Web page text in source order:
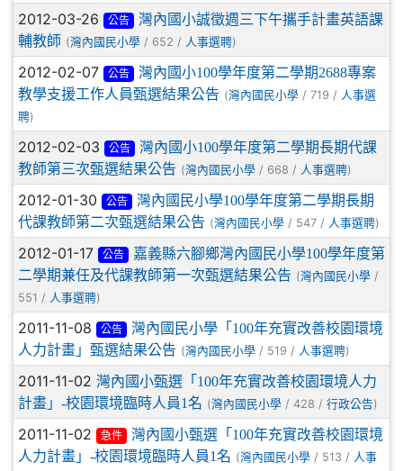
2012-03-26 公告
灣內國小誠徵週三下午攜手計畫英語課
輔教師 (灣內國民小學 / 652 / 人事選聘)
2012-02-07 公告
灣內國小100學年度第二學期2688專案
教學支援工作人員甄選結果公告 (灣內國民小學 / 719 / 人事選
聘)
2012-02-03 公告
灣內國小100學年度第二學期長期代課
教師第三次甄選結果公告 (灣內國民小學 / 668 / 人事選聘)
2012-01-30 公告
灣內國民小學100學年度第二學期長期
代課教師第二次甄選結果公告 (灣內國民小學 / 547 / 人事選聘)
2012-01-17 公告
嘉義縣六腳鄉灣內國民小學100學年度第
二學期兼任及代課教師第一次甄選結果公告 (灣內國民小學 /
551 / 人事選聘)
2011-11-08 公告
灣內國民小學「100年充實改善校園環境
人力計畫」甄選結果公告 (灣內國民小學 / 519 / 人事選聘)
2011-11-02 灣內國小甄選「100年充實改善校園環境人力
計畫」-校園環境臨時人員1名 (灣內國民小學 / 428 / 行政公告)
2011-11-02 急件
灣內國小甄選「100年充實改善校園環境
人力計畫」-校園環境臨時人員1名 (灣內國民小學 / 513 / 人事